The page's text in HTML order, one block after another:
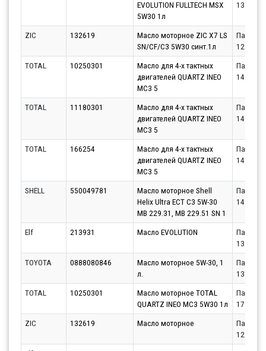
EVOLUTION FULLTECH MSX
5W30 1л
ZIC 132619
Масло моторное ZIC X7 LS
SN/CF/C3 5W30 синт.1л
Партнёр
TOTAL
10250301
Масло для 4-х тактных
двигателей QUARTZ INEO
MC3 5
Партнёр
TOTAL 11180301
Масло для 4-х тактных
двигателей QUARTZ INEO
MC3 5
Партнёр
TOTAL 166254
Масло для 4-х тактных
двигателей QUARTZ INEO
MC3 5
Партнёр
SHELL 550049781
Масло моторное Shell
Helix Ultra ECT C3 5W-30
MB 229.31, MB 229.51 SN 1
Партнёр
Elf 213931 Масло EVOLUTION
Партнёр
TOYOTA
0888080846
Масло моторное 5W-30, 1
л.
Партнёр
TOTAL
10250301
Масло моторное TOTAL
QUARTZ INEO MC3 5W30 1л
Партнёр
ZIC
132619 Масло моторное
Партнёр